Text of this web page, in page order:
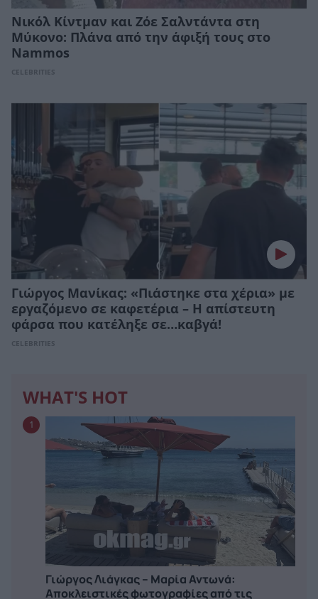
Νικόλ Κίντμαν και Ζόε Σαλντάντα στη
Μύκονο: Πλάνα από την άφιξή τους στο
Nammos
CELEBRITIES
Γιώργος Μανίκας: «Πιάστηκε στα χέρια» με
εργαζόμενο σε καφετέρια – Η απίστευτη
φάρσα που κατέληξε σε…καβγά!
CELEBRITIES
WHAT'S HOT
1
Γιώργος Λιάγκας – Μαρία Αντωνά:
Αποκλειστικές φωτογραφίες από τις